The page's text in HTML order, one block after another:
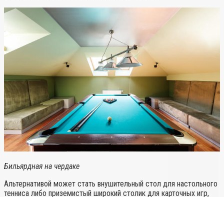
Бильярдная на чердаке
Альтернативой может стать внушительный стол для настольного
тенниса либо приземистый широкий столик для карточных игр,